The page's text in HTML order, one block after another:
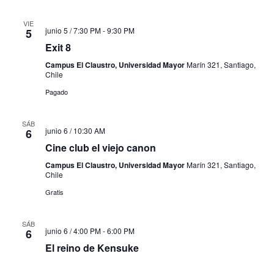
VIE
5 junio 5 / 7:30 PM-9:30 PM
Exit 8
Campus El Claustro, Universidad MayorMarín 321, Santiago,
Chile
Pagado
SÁB
6 junio 6 / 10:30 AM
Cine club el viejo canon
Campus El Claustro, Universidad MayorMarín 321, Santiago,
Chile
Gratis
SÁB
6 junio 6 / 4:00 PM-6:00 PM
El reino de Kensuke